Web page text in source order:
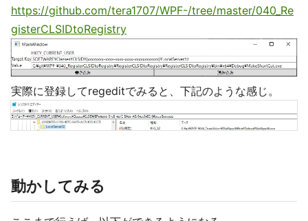
https://github.com/tera1707/WPF-/tree/master/040_Re
gisterCLSIDtoRegistry
実際に登録してregeditでみると、下記のような感じ。
動かしてみる